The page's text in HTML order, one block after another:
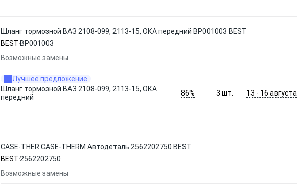
Шланг тормозной ВАЗ 2108-099, 2113-15, ОКА передний BP001003 BEST
BEST BP001003
Возможные замены
Лучшее предложение
Шланг тормозной ВАЗ 2108-099, 2113-15, ОКА
передний
86% 3 шт. 13 - 16 августа
CASE-THER CASE-THERM Автодеталь 2562202750 BEST
BEST 2562202750
Возможные замены